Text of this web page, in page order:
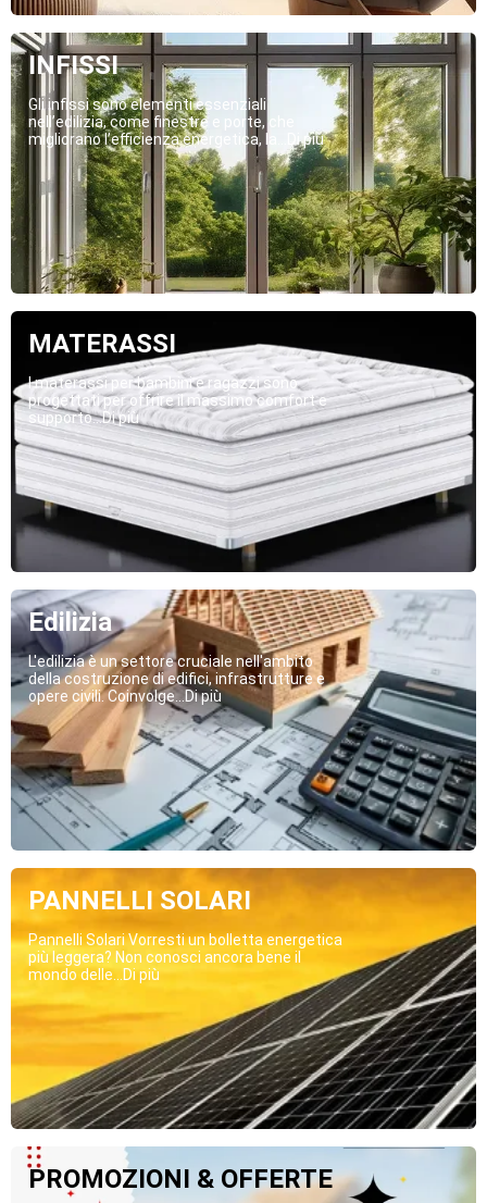
INFISSI
Gli infissi sono elementi essenziali
nell’edilizia, come finestre e porte, che
migliorano l’efficienza energetica, la...Di più
MATERASSI
I materassi per bambini e ragazzi sono
progettati per offrire il massimo comfort e
supporto...Di più
Edilizia
L'edilizia è un settore cruciale nell'ambito
della costruzione di edifici, infrastrutture e
opere civili. Coinvolge...Di più
PANNELLI SOLARI
Pannelli Solari Vorresti un bolletta energetica
più leggera? Non conosci ancora bene il
mondo delle...Di più
PROMOZIONI & OFFERTE